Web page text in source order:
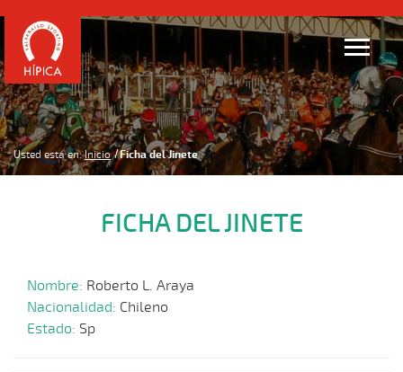
Usted está en: Inicio Ficha del Jinete
FICHA DEL JINETE
Nombre: Roberto L. Araya
Nacionalidad: Chileno
Estado: Sp